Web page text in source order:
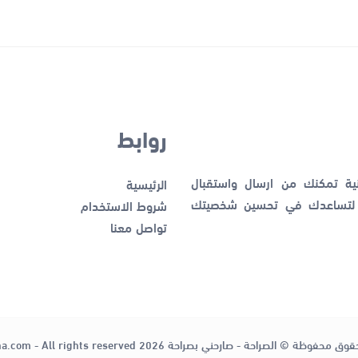
تمكنك من ارسال واستقبال
لتساعدك في تحسين شخصيتك
روابط
الرئيسية
شروط الاستخدام
تواصل معنا
محفوظة © الصراحة - صارحني بصراحة 2026 - All rights reserved